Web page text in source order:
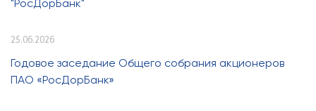
"РосДорБанк"
25.06.2026
Годовое заседание Общего собрания акционеров
ПАО «РосДорБанк»